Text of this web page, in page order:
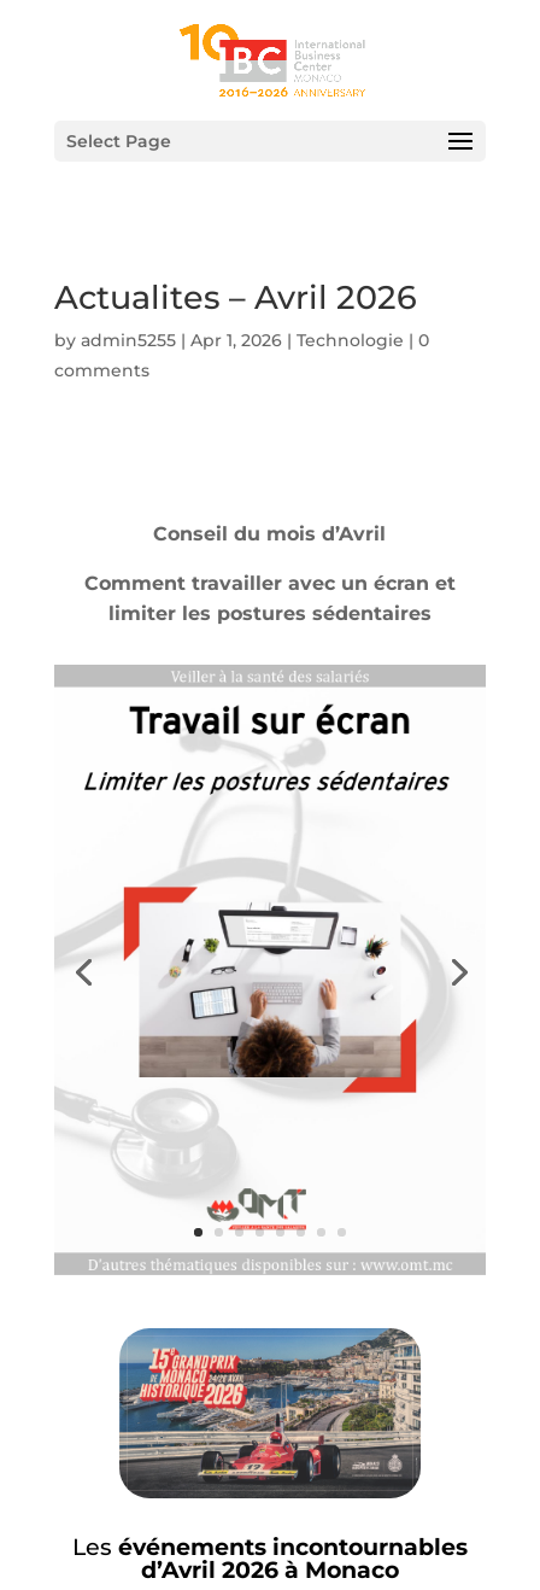
Select Page
Actualites – Avril 2026
by admin5255| Apr 1, 2026| Technologie | 0
comments
Conseil du mois d’Avril
Comment travailler avec un écran et
limiter les postures sédentaires
Les événements incontournables
d’Avril 2026 à Monaco